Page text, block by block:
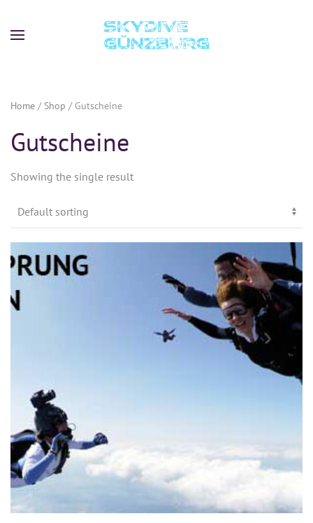
Skip to main content
Home / Shop / Gutscheine
Gutscheine
Showing the single result